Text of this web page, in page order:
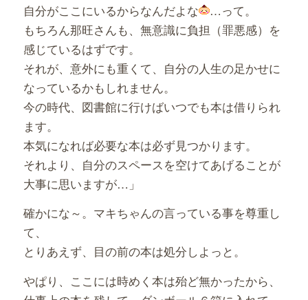
自分がここにいるからなんだよな
…って。
もちろん那旺さんも、無意識に負担（罪悪感）を
感じているはずです。
それが、意外にも重くて、自分の人生の足かせに
なっているかもしれません。
今の時代、図書館に行けばいつでも本は借りられ
ます。
本気になれば必要な本は必ず見つかります。
それより、自分のスペースを空けてあげることが
大事に思いますが…」
確かにな～。マキちゃんの言っている事を尊重し
て、
とりあえず、目の前の本は処分しよっと。
やぱり、ここには時めく本は殆ど無かったから、